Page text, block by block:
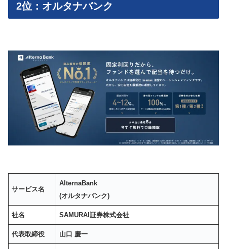
2位：オルタナバンク
サービス名
AlternaBank
(オルタナバンク)
社名 SAMURAI証券株式会社
代表取締役 山口 慶一